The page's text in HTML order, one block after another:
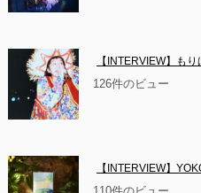
【INTERVIEW】も
126件のビュー
【INTERVIEW】